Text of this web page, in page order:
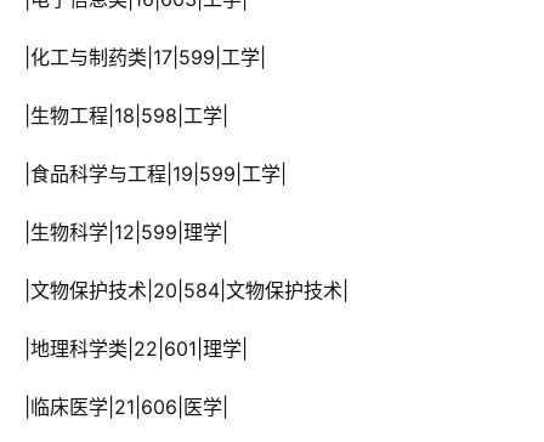
|化工与制药类|17|599|工学|
|生物工程|18|598|工学|
|食品科学与工程|19|599|工学|
|生物科学|12|599|理学|
|文物保护技术|20|584|文物保护技术|
|地理科学类|22|601|理学|
|临床医学|21|606|医学|